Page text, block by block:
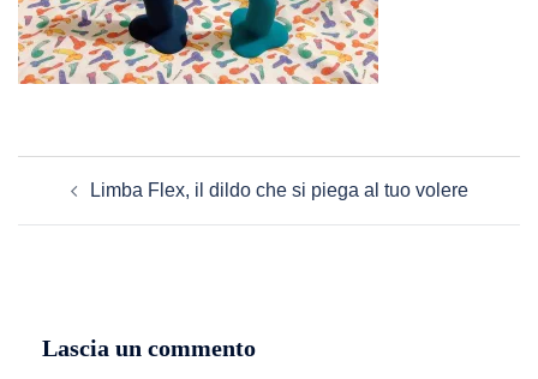
articoloLimba Flex, il dildo che si piega al tuo volere
Lascia un commento